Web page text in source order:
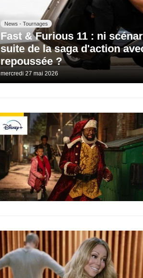
News - Tournages
Fast & Furious 11 : ni
suite de la saga d'action
repoussée ?
mercredi 27 mai 2026